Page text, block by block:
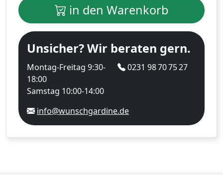
in den Warenkorb
Unsicher? Wir beraten gern.
Montag-Freitag 9:30-
18:00
Samstag 10:00-14:00
0231 98 70 75 27
info@wunschgardine.de